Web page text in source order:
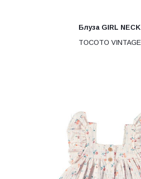
Блуза GIRL NECK
TOCOTO VINTAGE